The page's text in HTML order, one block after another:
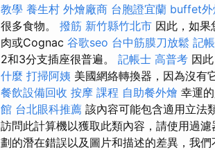
教學 養生村 外燴廠商 台胞證宜蘭 buffet外
很多食物。 撥筋 新竹縣竹北市 因此，如果
肉或Cognac 谷歌seo 台中筋膜刀放鬆 記
2和3分支插座很普遍。 記帳士 高普考 因
什麼 打掃阿姨 美國網絡轉換器，因為沒有
餐飲設備回收 按摩 課程 自助餐外燴 幸運
館 台北眼科推薦 該內容可能包含適用立法
訪問此計算機以獲取此類內容，請使用過
劃的潛在錯誤以及圖片和描述的差異，我們